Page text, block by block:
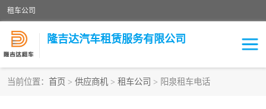
租车公司
隆吉达汽车租赁服务有限公司
当前位置： 首页 > 供应商机 > 租车公司 > 阳泉租车电话